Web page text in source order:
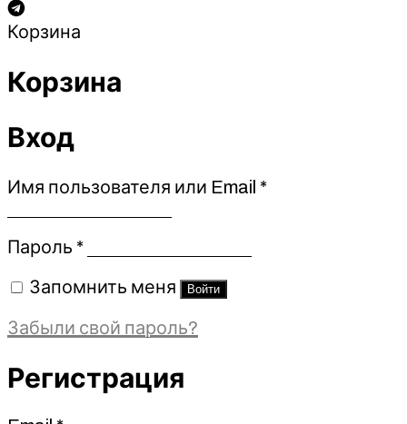
Корзина
Корзина
Вход
Имя пользователя или Email *Обязательно
Пароль *Обязательно
Запомнить меня Войти
Забыли свой пароль?
Регистрация